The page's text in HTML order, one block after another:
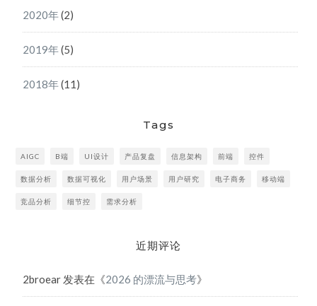
2020年(2)
2019年(5)
2018年(11)
Tags
AIGC B端 UI设计 产品复盘 信息架构 前端 控件
数据分析 数据可视化 用户场景 用户研究 电子商务 移动端
竞品分析 细节控 需求分析
近期评论
2broear发表在《2026 的漂流与思考》